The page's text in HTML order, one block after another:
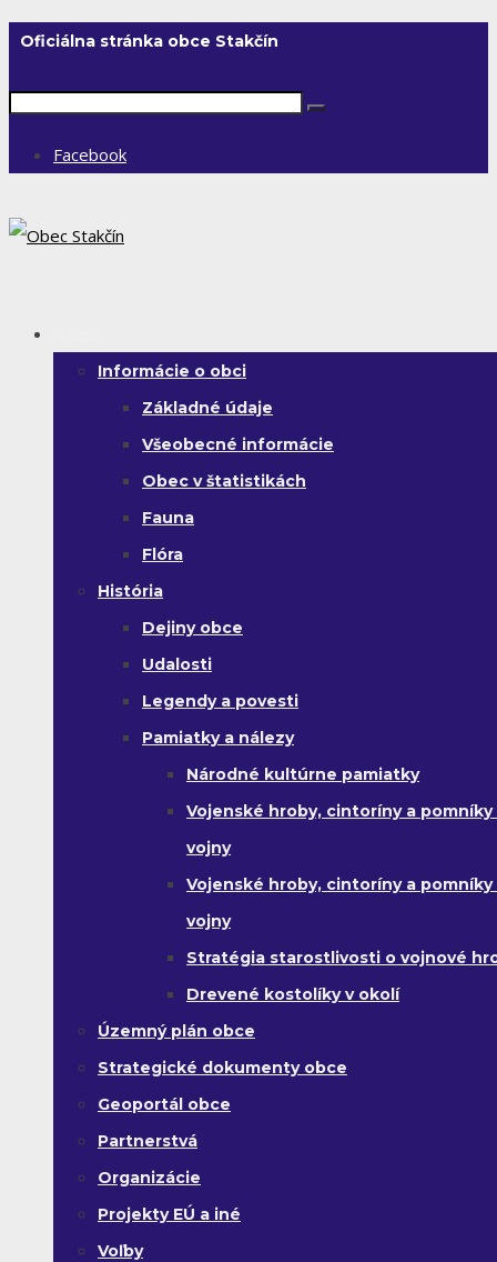
Oficiálna stránka obce Stakčín
Facebook
Informácie o obci
Základné údaje
Všeobecné informácie
Obec v štatistikách
Fauna
Flóra
História
Dejiny obce
Udalosti
Legendy a povesti
Pamiatky a nálezy
Národné kultúrne pamiatky
Vojenské hroby, cintoríny a pomníky
vojny
Vojenské hroby, cintoríny a pomníky
vojny
Stratégia starostlivosti o vojnové
Drevené kostolíky v okolí
Územný plán obce
Strategické dokumenty obce
Geoportál obce
Partnerstvá
Organizácie
Projekty EÚ a iné
Voľby